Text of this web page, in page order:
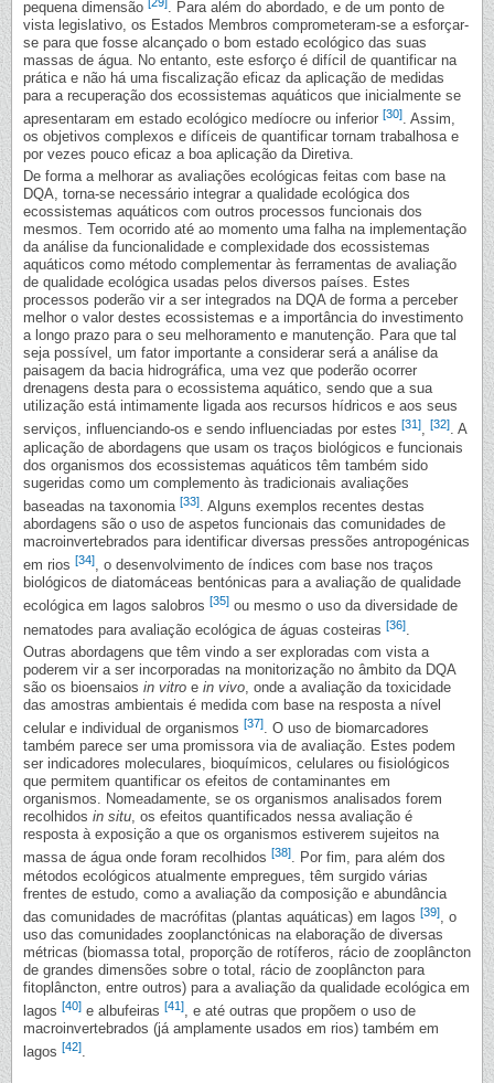
pequena dimensão
. Para além do abordado, e de um ponto de
vista legislativo, os Estados Membros comprometeram-se a esforçar-
se para que fosse alcançado o bom estado ecológico das suas
massas de água. No entanto, este esforço é difícil de quantificar na
prática e não há uma fiscalização eficaz da aplicação de medidas
para a recuperação dos ecossistemas aquáticos que inicialmente se
apresentaram em estado ecológico medíocre ou inferior [30]. Assim,
os objetivos complexos e difíceis de quantificar tornam trabalhosa e
por vezes pouco eficaz a boa aplicação da Diretiva.
De forma a melhorar as avaliações ecológicas feitas com base na
DQA, torna-se necessário integrar a qualidade ecológica dos
ecossistemas aquáticos com outros processos funcionais dos
mesmos. Tem ocorrido até ao momento uma falha na implementação
da análise da funcionalidade e complexidade dos ecossistemas
aquáticos como método complementar às ferramentas de avaliação
de qualidade ecológica usadas pelos diversos países. Estes
processos poderão vir a ser integrados na DQA de forma a perceber
melhor o valor destes ecossistemas e a importância do investimento
a longo prazo para o seu melhoramento e manutenção. Para que tal
seja possível, um fator importante a considerar será a análise da
paisagem da bacia hidrográfica, uma vez que poderão ocorrer
drenagens desta para o ecossistema aquático, sendo que a sua
utilização está intimamente ligada aos recursos hídricos e aos seus
serviços, influenciando-os e sendo influenciadas por estes [31], [32]. A
aplicação de abordagens que usam os traços biológicos e funcionais
dos organismos dos ecossistemas aquáticos têm também sido
sugeridas como um complemento às tradicionais avaliações
baseadas na taxonomia [33]. Alguns exemplos recentes destas
abordagens são o uso de aspetos funcionais das comunidades de
macroinvertebrados para identificar diversas pressões antropogénicas
em rios [34], o desenvolvimento de índices com base nos traços
biológicos de diatomáceas bentónicas para a avaliação de qualidade
ecológica em lagos salobros [35] ou mesmo o uso da diversidade de
nematodes para avaliação ecológica de águas costeiras [36].
Outras abordagens que têm vindo a ser exploradas com vista a
poderem vir a ser incorporadas na monitorização no âmbito da DQA
são os bioensaios in vitro e in vivo, onde a avaliação da toxicidade
das amostras ambientais é medida com base na resposta a nível
celular e individual de organismos [37]. O uso de biomarcadores
também parece ser uma promissora via de avaliação. Estes podem
ser indicadores moleculares, bioquímicos, celulares ou fisiológicos
que permitem quantificar os efeitos de contaminantes em
organismos. Nomeadamente, se os organismos analisados forem
recolhidos in situ, os efeitos quantificados nessa avaliação é
resposta à exposição a que os organismos estiverem sujeitos na
massa de água onde foram recolhidos [38]. Por fim, para além dos
métodos ecológicos atualmente empregues, têm surgido várias
frentes de estudo, como a avaliação da composição e abundância
das comunidades de macrófitas (plantas aquáticas) em lagos [39], o
uso das comunidades zooplanctónicas na elaboração de diversas
métricas (biomassa total, proporção de rotíferos, rácio de zooplâncton
de grandes dimensões sobre o total, rácio de zooplâncton para
fitoplâncton, entre outros) para a avaliação da qualidade ecológica em
lagos [40] e albufeiras [41], e até outras que propõem o uso de
macroinvertebrados (já amplamente usados em rios) também em
lagos [42].